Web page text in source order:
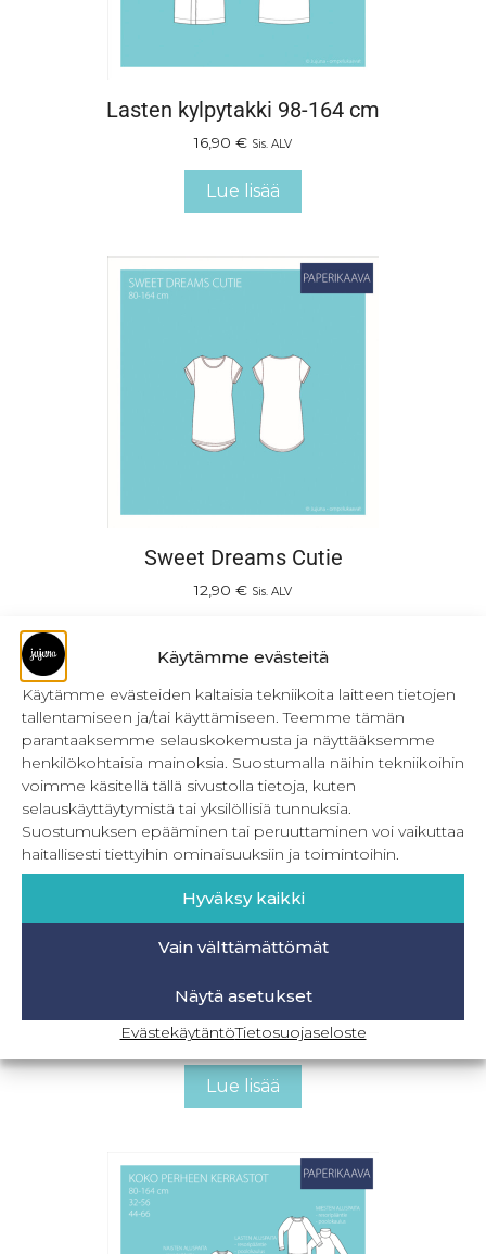
Käytämme evästeitä
Käytämme evästeiden kaltaisia tekniikoita laitteen tietojen
tallentamiseen ja/tai käyttämiseen. Teemme tämän
parantaaksemme selauskokemusta ja näyttääksemme
henkilökohtaisia mainoksia. Suostumalla näihin tekniikoihin
voimme käsitellä tällä sivustolla tietoja, kuten
selauskäyttäytymistä tai yksilöllisiä tunnuksia.
Suostumuksen epääminen tai peruuttaminen voi vaikuttaa
haitallisesti tiettyihin ominaisuuksiin ja toimintoihin.
Hyväksy kaikki
Vain välttämättömät
Näytä asetukset
EvästekäytäntöTietosuojaseloste
Lasten kylpytakki 98-164 cm
16,90 € Sis. ALV
Lue lisää
Sweet Dreams Cutie
12,90 € Sis. ALV
Tilapäisesti loppu
Pyjama Party
16,90€ Sis. ALV
Lue lisää